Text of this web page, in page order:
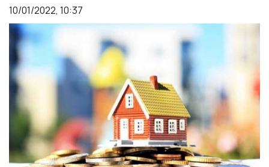
10/01/2022, 10:37